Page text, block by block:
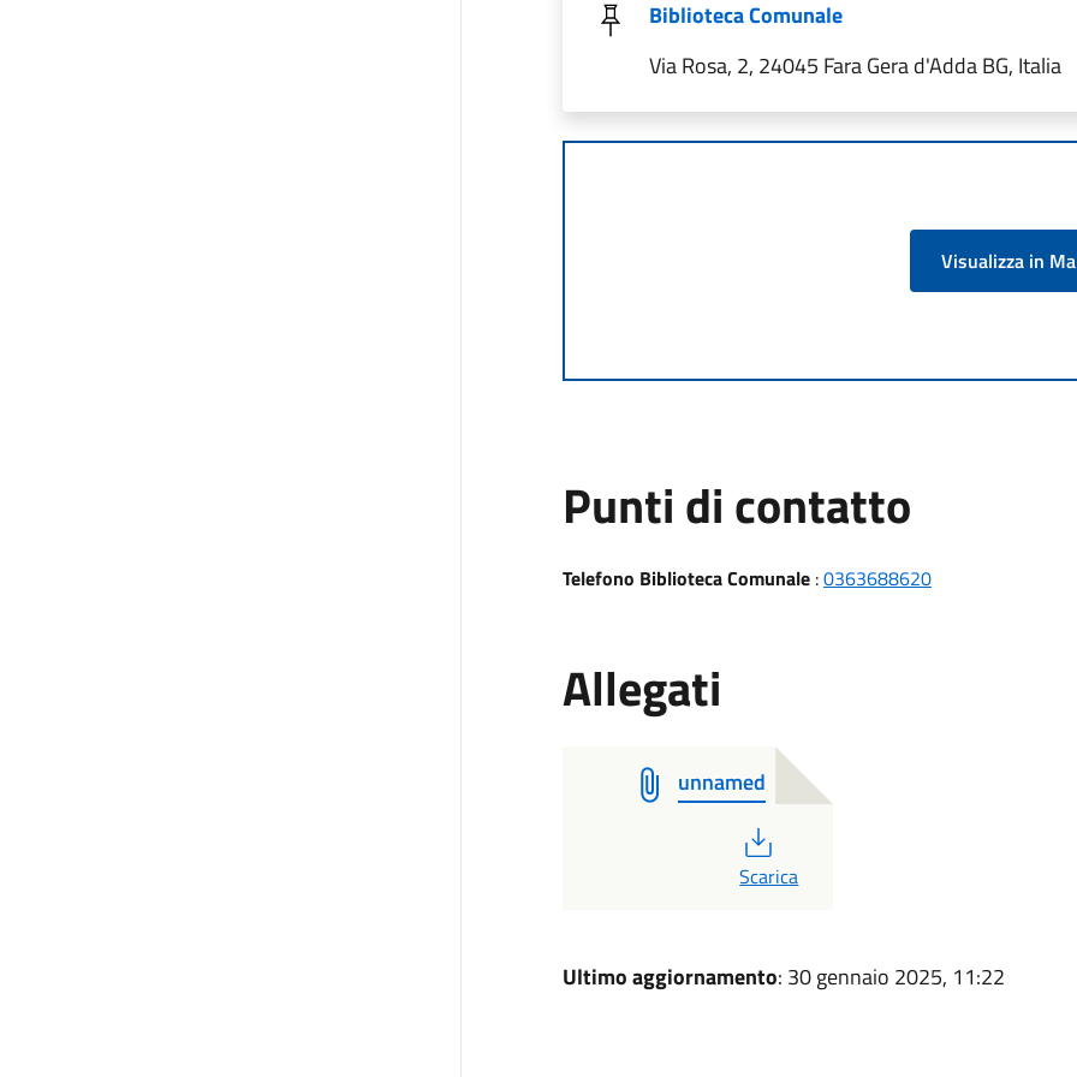
Biblioteca Comunale
Via Rosa, 2, 24045 Fara Gera d'Adda BG, Italia
Visualizza in
Punti di contatto
Telefono Biblioteca Comunale:0363688620
Allegati
unnamed
PDF
Scarica
Ultimo aggiornamento: 30 gennaio 2025, 11:22